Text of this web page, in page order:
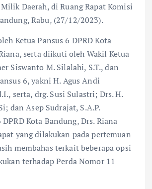
Daerah, di Ruang Rapat Komisi
Rabu, (27/12/2023).
Ketua Pansus 6 DPRD Kota
serta diikuti oleh Wakil Ketua
Siswanto M. Silalahi, S.T., dan
6, yakni H. Agus Andi
serta, drg. Susi Sulastri; Drs. H.
dan Asep Sudrajat, S.A.P.
DPRD Kota Bandung, Drs. Riana
yang dilakukan pada pertemuan
membahas terkait beberapa opsi
terhadap Perda Nomor 11